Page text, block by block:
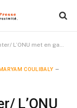
« nostalgie dangereuse » qui menace le multilatéralisme
COULIBALY
L’ONU